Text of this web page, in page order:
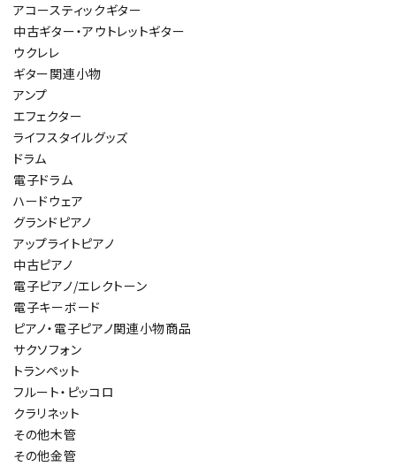
アコースティックギター
中古ギター・アウトレットギター
ウクレレ
ギター関連小物
アンプ
エフェクター
ライフスタイルグッズ
ドラム
電子ドラム
ハードウェア
グランドピアノ
アップライトピアノ
中古ピアノ
電子ピアノ/エレクトーン
電子キーボード
ピアノ・電子ピアノ関連小物商品
サクソフォン
トランペット
フルート・ピッコロ
クラリネット
その他木管
その他金管